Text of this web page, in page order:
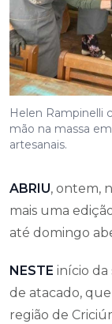
Helen Rampinelli
mão na massa
artesanais.
ABRIU, ontem,
mais uma
até domingo
NESTE início
de atacado,
região de